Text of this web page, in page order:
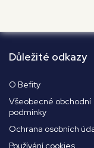
Důležité odkazy
O Befity
Všeobecné obchodní
podmínky
Ochrana osobních